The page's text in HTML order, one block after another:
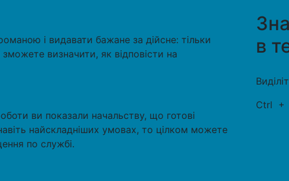
і видавати бажане за дійсне: тільки
визначити, як відповісти на
ви показали начальству, що готові
найскладніших умовах, то цілком можете
по службі.
в
Ctrl +